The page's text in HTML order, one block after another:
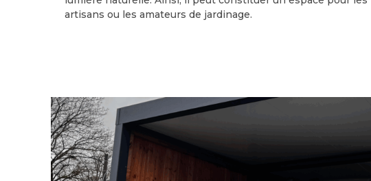
artisans ou les amateurs de jardinage.